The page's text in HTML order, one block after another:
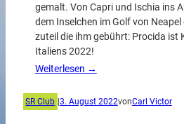
gemalt. Von Capri und Ischia ins
dem Inselchen im Golf von Neapel
zuteil die ihm gebührt: Procida
Italiens 2022!
Weiterlesen →
SR Club |3. August 2022vonCarl Victor